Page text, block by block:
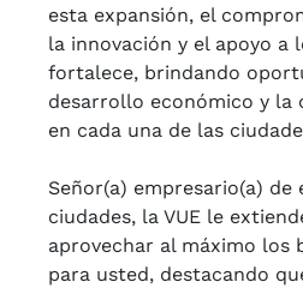
esta expansión, el
la innovación y el apoyo a
fortalece, brindando
desarrollo económico y la
en cada una de las
Señor(a) empresario(a) de
ciudades, la VUE le
aprovechar al máximo los
para usted, destacando